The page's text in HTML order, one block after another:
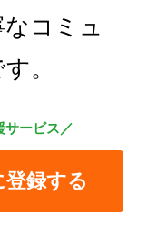
コミュ
。
サービス／
録する